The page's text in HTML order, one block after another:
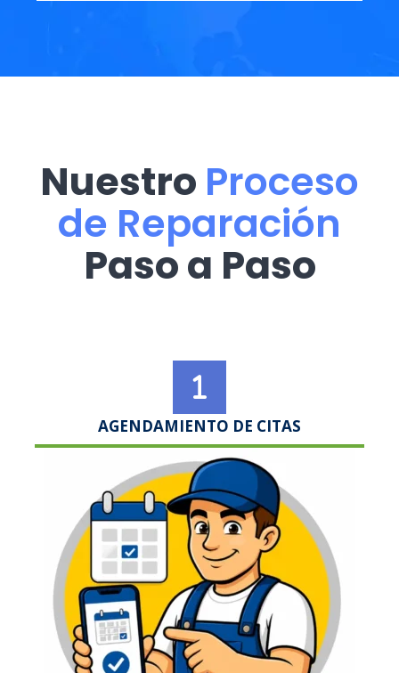
Nuestro Proceso
de Reparación
Paso a Paso
AGENDAMIENTO DE CITAS